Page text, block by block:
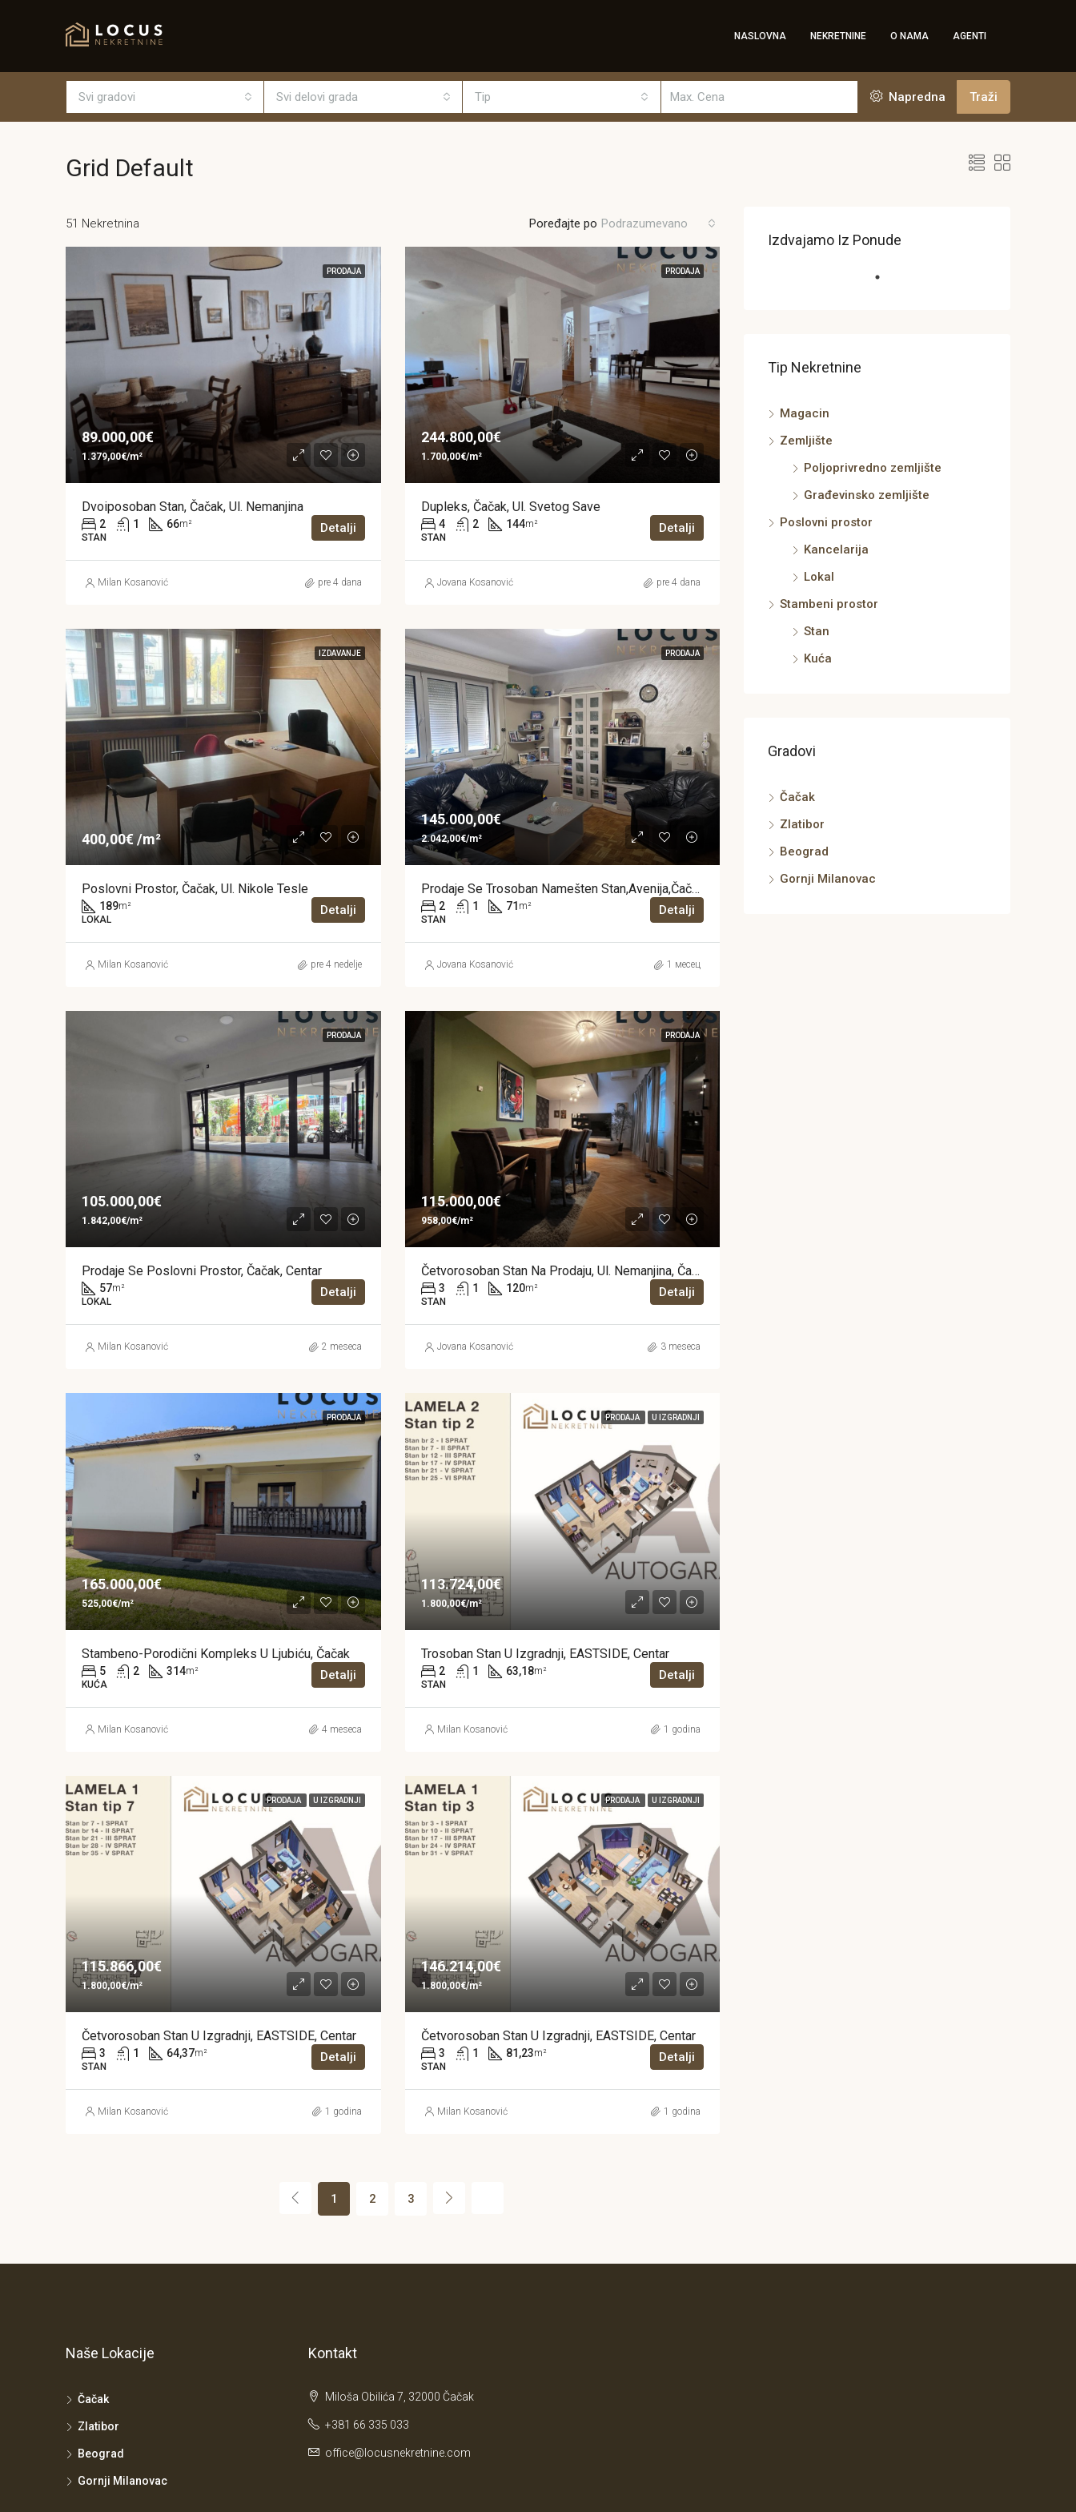
NASLOVNA NEKRETNINE O NAMA AGENTI
Svi gradovi Svi delovi grada Tip Napredna Traži
Grid Default
51 Nekretnina Poređajte po Podrazumevano
PRODAJA
89.000,00€
1.379,00€/m²
Dvoiposoban Stan, Čačak, Ul. Nemanjina
2 1 66m²
STAN
Detalji
Milan Kosanović pre 4 dana
PRODAJA
244.800,00€
1.700,00€/m²
Dupleks, Čačak, Ul. Svetog Save
4 2 144m²
STAN
Detalji
Jovana Kosanović pre 4 dana
IZDAVANJE
400,00€ /m²
Poslovni Prostor, Čačak, Ul. Nikole Tesle
189m²
LOKAL
Detalji
Milan Kosanović pre 4 nedelje
PRODAJA
145.000,00€
2.042,00€/m²
Prodaje Se Trosoban Namešten Stan,Avenija,Čačak
2 1 71 m²
STAN
Detalji
Jovana Kosanović 1 месец
PRODAJA
105.000,00€
1.842,00€/m²
Prodaje Se Poslovni Prostor, Čačak, Centar
57m²
LOKAL
Detalji
Milan Kosanović 2 meseca
PRODAJA
115.000,00€
958,00€/m²
Četvorosoban Stan Na Prodaju, Ul. Nemanjina, Čačak
3 1 120m²
STAN
Detalji
Jovana Kosanović 3 meseca
PRODAJA
165.000,00€
525,00€/m²
Stambeno-Porodični Kompleks U Ljubiću, Čačak
5 2 314m²
KUĆA
Detalji
Milan Kosanović 4 meseca
PRODAJA U IZGRADNJI
113.724,00€
1.800,00€/m²
Trosoban Stan U Izgradnji, EASTSIDE, Centar
2 1 63,18m²
STAN
Detalji
Milan Kosanović 1 godina
PRODAJA U IZGRADNJI
115.866,00€
1.800,00€/m²
Četvorosoban Stan U Izgradnji, EASTSIDE, Centar
3 1 64,37m²
STAN
Detalji
Milan Kosanović 1 godina
PRODAJA U IZGRADNJI
146.214,00€
1.800,00€/m²
Četvorosoban Stan U Izgradnji, EASTSIDE, Centar
3 1 81,23m²
STAN
Detalji
Milan Kosanović 1 godina
1 2 3
Izdvajamo Iz Ponude
Tip Nekretnine
Magacin
Zemljište
Poljoprivredno zemljište
Građevinsko zemljište
Poslovni prostor
Kancelarija
Lokal
Stambeni prostor
Stan
Kuća
Gradovi
Čačak
Zlatibor
Beograd
Gornji Milanovac
Naše Lokacije
Čačak
Zlatibor
Beograd
Gornji Milanovac
Kontakt
Miloša Obilića 7, 32000 Čačak
+381 66 335 033
office@locusnekretnine.com